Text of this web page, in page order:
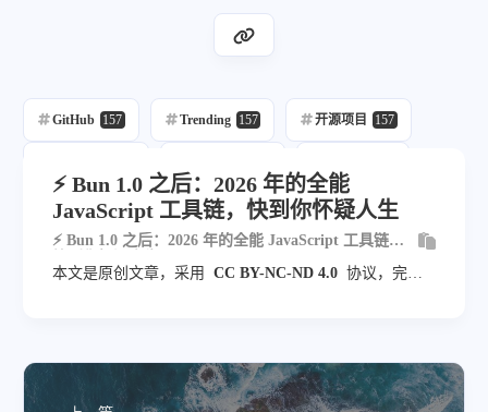
GitHub 157 Trending 157 开源项目 157
Javascript 2 Java
⚡ Bun 1.0 之后：2026 年的全能
JavaScript 工具链，快到你怀疑人生
⚡ Bun 1.0 之后：2026 年的全能 JavaScript 工具链，
本文是原创文章，采用
CC BY-NC-ND 4.0 协议，完整